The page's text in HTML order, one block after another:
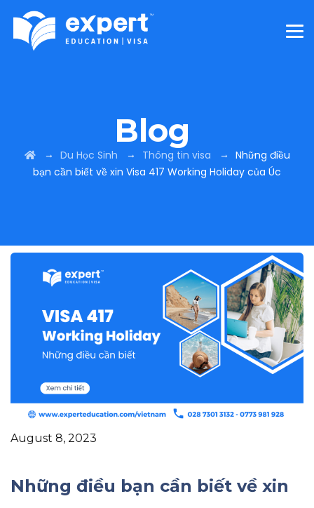
Blog
→ Du Học Sinh → Thông tin visa → Những điều
bạn cần biết về xin Visa 417 Working Holiday của Úc
August 8, 2023
Những điều bạn cần biết về xin